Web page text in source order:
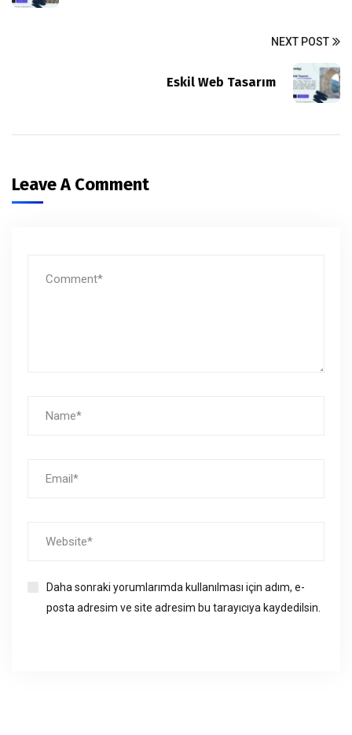
NEXT POST
Eskil Web Tasarım
Leave A Comment
Daha sonraki yorumlarımda kullanılması için adım, e-
posta adresim ve site adresim bu tarayıcıya kaydedilsin.